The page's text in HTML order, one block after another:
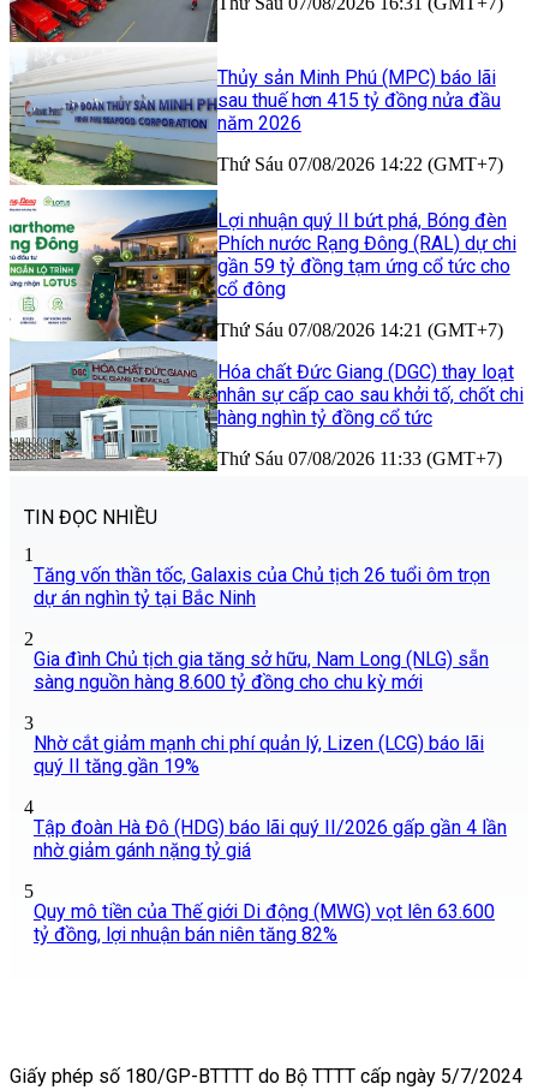
Thủy sản Minh Phú (MPC) báo lãi
sau thuế hơn 415 tỷ đồng nửa đầu
năm 2026
Thứ Sáu 07/08/2026 14:22 (GMT+7)
Lợi nhuận quý II bứt phá, Bóng đèn
Phích nước Rạng Đông (RAL) dự chi
gần 59 tỷ đồng tạm ứng cổ tức cho
cổ đông
Thứ Sáu 07/08/2026 14:21 (GMT+7)
Hóa chất Đức Giang (DGC) thay loạt
nhân sự cấp cao sau khởi tố, chốt chi
hàng nghìn tỷ đồng cổ tức
Thứ Sáu 07/08/2026 11:33 (GMT+7)
TIN ĐỌC NHIỀU
1
Tăng vốn thần tốc, Galaxis của Chủ tịch 26 tuổi ôm trọn
dự án nghìn tỷ tại Bắc Ninh
2
Gia đình Chủ tịch gia tăng sở hữu, Nam Long (NLG) sẵn
sàng nguồn hàng 8.600 tỷ đồng cho chu kỳ mới
3
Nhờ cắt giảm mạnh chi phí quản lý, Lizen (LCG) báo lãi
quý II tăng gần 19%
4
Tập đoàn Hà Đô (HDG) báo lãi quý II/2026 gấp gần 4 lần
nhờ giảm gánh nặng tỷ giá
5
Quy mô tiền của Thế giới Di động (MWG) vọt lên 63.600
tỷ đồng, lợi nhuận bán niên tăng 82%
Giấy phép số 180/GP-BTTTT do Bộ TTTT cấp ngày 5/7/2024